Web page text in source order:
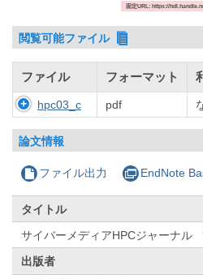
固定URL: https://
閲覧可能ファイル
ファイル フォーマット
hpc03_c pdf
論文情報
ファイル出力 EndNote
タイトル
サイバーメディアHPCジャーナ
出版者